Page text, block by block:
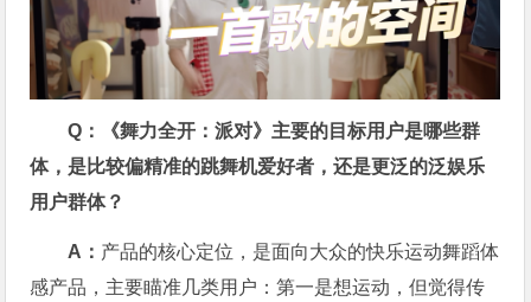
Q：《舞力全开：派对》主要的目标用户是哪些群
体，是比较偏精准的跳舞机爱好者，还是更泛的泛娱乐
用户群体？
A： 产品的核心定位，是面向大众的快乐运动舞蹈体
感产品，主要瞄准几类用户：第一是想运动，但觉得传